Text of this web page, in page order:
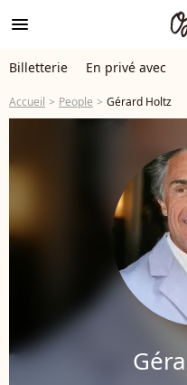
menu
Billetterie En privé avec
Accueil People Gérard Holtz